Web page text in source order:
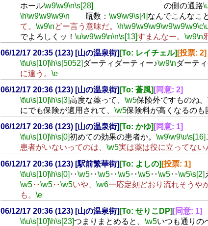
ホール\w9\w9\n\s[28] の側の通路
\h\w9\w9\w9\n 瓶数： \w9\w9\s[4]なんでこんなこ
て。 \w9\nどー言う意味だ。 \h\w9\w9\w9\w9\w9\w9\c
でよろしくッ！ \u\w9\w9\n\n\s[13]すまんなー。 \w9\n
06/12/17 20:35 (123) [山の温泉街] [To: レイチェル] [投票: 2]
\t\u\s[10]\h\s[5052] ダーティダーティー♪\w9\nダーテ
に違う。 \e
06/12/17 20:36 (123) [山の温泉街] [To: 蒼風] [同意: 2]
\t\u\s[10]\h\s[3]高度な薬って、 \w5保険外ですものね。
にでも保険が適用されて、 \w5保険料が高くなるのも
06/12/17 20:36 (123) [山の温泉街] [To: かゆ] [同意: 1]
\t\u\s[10] \h\s[0] 初めての効果の患者か。 \w9\w9\u\s[16]
患者がいないってのは、 \w5実は薬は役に立ってない
06/12/17 20:36 (123) [駅前繁華街] [To: よしの] [投票: 1]
\t\u\s[10]\h\s[0] ‥\w5‥\w5‥\w5‥\w5‥\w5‥\w5\s[2]
\w5‥\w5‥\w5いや、 \w6一応定刻どおり流れそうや
も。 \e
06/12/17 20:36 (123) [山の温泉街] [To: せりこDP] [同意: 1]
\t\u\s[10]\h\s[23]つまりまとめると、 \w5いつも通りの